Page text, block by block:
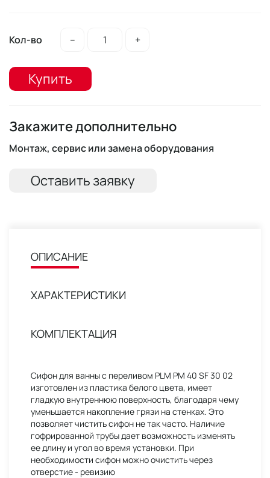
Кол-во – +
Купить
Закажите дополнительно
Монтаж, сервис или замена оборудования
Оставить заявку
ОПИСАНИЕ
ХАРАКТЕРИСТИКИ
КОМПЛЕКТАЦИЯ
Сифон для ванны с переливом PLM PM 40 SF 30 02
изготовлен из пластика белого цвета, имеет
гладкую внутреннюю поверхность, благодаря чему
уменьшается накопление грязи на стенках. Это
позволяет чистить сифон не так часто. Наличие
гофрированной трубы дает возможность изменять
ее длину и угол во время установки. При
необходимости сифон можно очистить через
отверстие - ревизию